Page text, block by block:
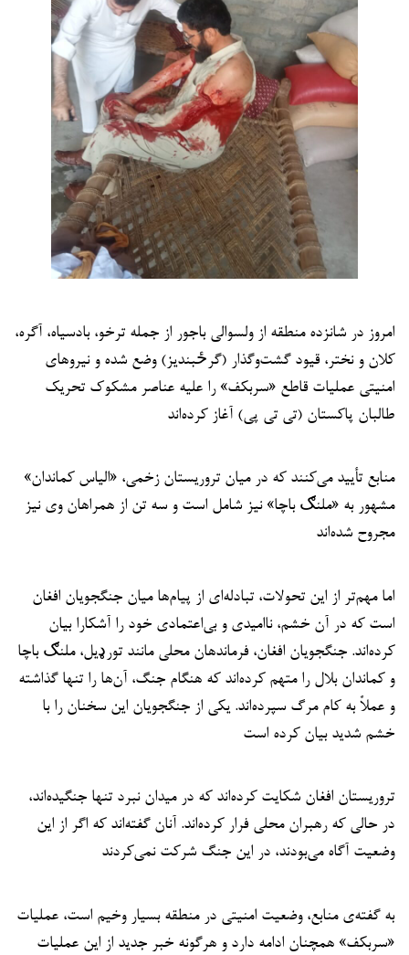
امروز در شانزده منطقه از ولسوالی باجور از جمله ترخو، بادسیاه، آگره،
کلان و نختر، قیود گشت‌وگذار (گرځبندیز) وضع شده و نیروهای
امنیتی عملیات قاطع «سربکف» را علیه عناصر مشکوک تحریک
طالبان پاکستان (تی تی پی) آغاز کرده‌اند
منابع تأیید می‌کنند که در میان تروریستان زخمی، «الیاس کماندان»
مشهور به «ملنګ باچا» نیز شامل است و سه تن از همراهان وی نیز
مجروح شده‌اند
اما مهم‌تر از این تحولات، تبادله‌ای از پیام‌ها میان جنگجویان افغان
است که در آن خشم، ناامیدی و بی‌اعتمادی خود را آشکارا بیان
کرده‌اند. جنگجویان افغان، فرماندهان محلی مانند تورډیل، ملنګ باچا
و کماندان بلال را متهم کرده‌اند که هنگام جنگ، آن‌ها را تنها گذاشته
و عملاً به کام مرگ سپرده‌اند. یکی از جنگجویان این سخنان را با
خشم شدید بیان کرده است
تروریستان افغان شکایت کرده‌اند که در میدان نبرد تنها جنگیده‌اند،
در حالی که رهبران محلی فرار کرده‌اند. آنان گفته‌اند که اگر از این
وضعیت آگاه می‌بودند، در این جنگ شرکت نمی‌کردند
به گفته‌ی منابع، وضعیت امنیتی در منطقه بسیار وخیم است، عملیات
«سربکف» همچنان ادامه دارد و هرگونه خبر جدید از این عملیات